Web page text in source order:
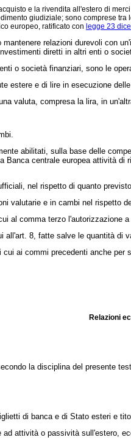
e la rivendita all'estero di
giudiziale; sono comprese
europeo, ratificato con legge 23
relazioni durevoli con
diretti in altri enti o
o società finanziari, sono le
e di lire in esecuzione
valuta, compresa la lira, in
abilitati, sulla base delle
centrale europea attività
nel rispetto di quanto
valutarie e in cambi nel rispetto
comma terzo l'autorizzazione
8, fatte salve le quantità di
ai commi precedenti anche
Relazioni
la disciplina del presente
di banca e di Stato esteri e
attività o passività sull'estero,